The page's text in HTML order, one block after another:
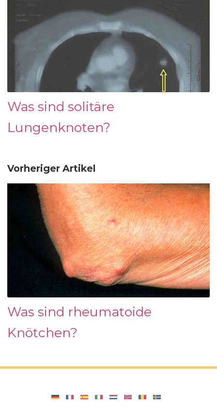
Was sind solitäre
Lungenknoten?
Vorheriger Artikel
Was sind rheumatoide
Knötchen?